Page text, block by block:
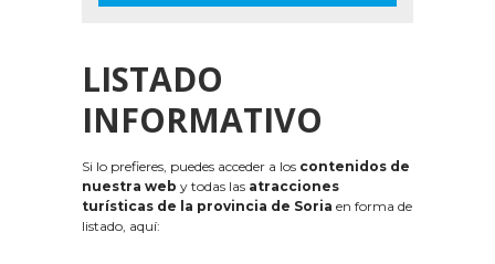
LISTADO
INFORMATIVO
Si lo prefieres, puedes acceder a los contenidos de
nuestra web y todas las atracciones
turísticas de la provincia de Soria en forma de
listado, aquí: